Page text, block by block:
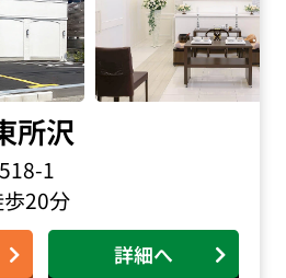
所沢
1
歩20分
詳細へ